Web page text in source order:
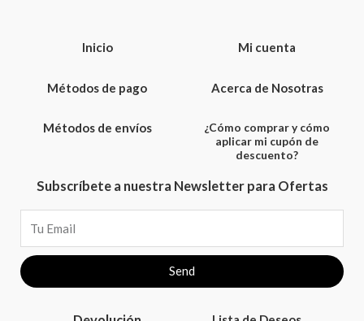
Inicio
Métodos de pago
Métodos de envíos
Mi cuenta
Acerca de Nosotras
¿Cómo comprar y cómo
aplicar mi cupón de
descuento?
Subscríbete a nuestra Newsletter para Ofertas
Send